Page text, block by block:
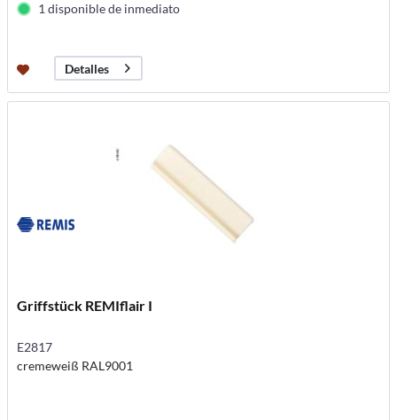
1 disponible de inmediato
Detalles
Griffstück REMIflair I
E2817
cremeweiß RAL9001